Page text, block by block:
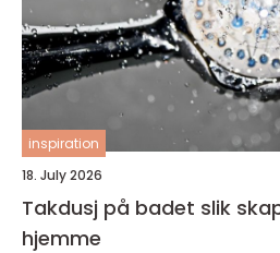
inspiration
18. July 2026
Takdusj på badet slik skaper du spafølelse
hjemme